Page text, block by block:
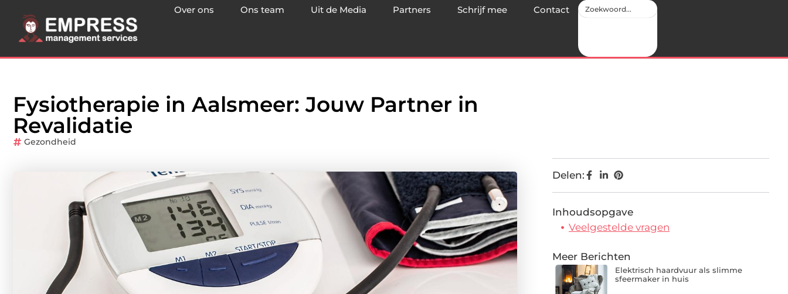
Over ons Ons team Uit de Media Partners Schrijf mee Contact
Fysiotherapie in Aalsmeer: Jouw Partner in
Revalidatie
Gezondheid
Delen:
Inhoudsopgave
Veelgestelde vragen
Meer Berichten
Elektrisch haardvuur als slimme
sfeermaker in huis